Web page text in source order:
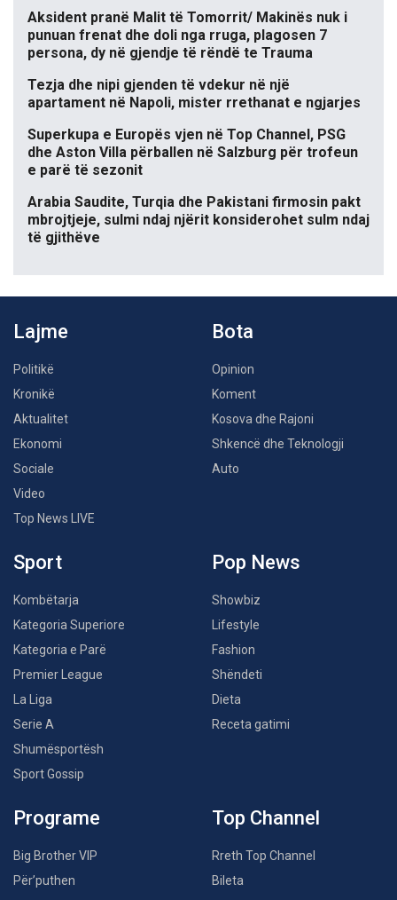
Aksident pranë Malit të Tomorrit/ Makinës nuk i
punuan frenat dhe doli nga rruga, plagosen 7
persona, dy në gjendje të rëndë te Trauma
Tezja dhe nipi gjenden të vdekur në një
apartament në Napoli, mister rrethanat e ngjarjes
Superkupa e Europës vjen në Top Channel, PSG
dhe Aston Villa përballen në Salzburg për trofeun
e parë të sezonit
Arabia Saudite, Turqia dhe Pakistani firmosin pakt
mbrojtjeje, sulmi ndaj njërit konsiderohet sulm ndaj
të gjithëve
Lajme
Politikë
Kronikë
Aktualitet
Ekonomi
Sociale
Video
Top News LIVE
Bota
Opinion
Koment
Kosova dhe Rajoni
Shkencë dhe Teknologji
Auto
Sport
Kombëtarja
Kategoria Superiore
Kategoria e Parë
Premier League
La Liga
Serie A
Shumësportësh
Sport Gossip
Pop News
Showbiz
Lifestyle
Fashion
Shëndeti
Dieta
Receta gatimi
Programe
Big Brother VIP
Për’puthen
Top Channel
Rreth Top Channel
Bileta